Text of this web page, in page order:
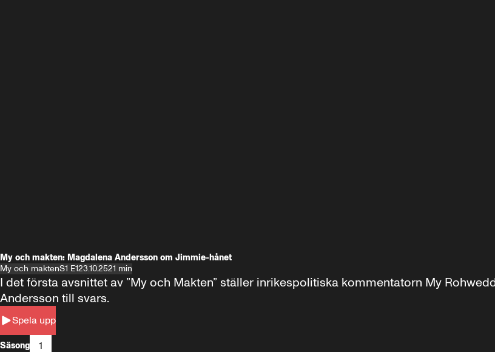
My och makten: Magdalena Andersson om Jimmie-hånet
My och maktenS1 E123.10.2521 min
Spela upp
I det första avsnittet av ”My och Makten” ställer inrikespolitiska kommentatorn My
Andersson till svars.
Säsong 1